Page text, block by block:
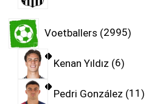
Voetballers 2995
Kenan Yıldız 6
Pedri González 11